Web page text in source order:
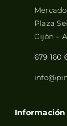
Plaza
Gijón –
679 160